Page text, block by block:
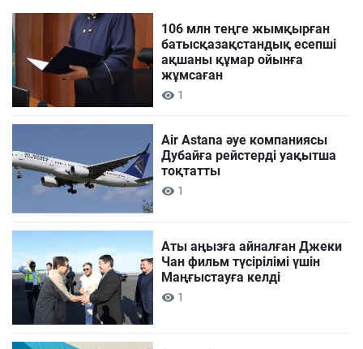
106 млн теңге жымқырған
батысқазақстандық есепші
ақшаны құмар ойынға
жұмсаған
1
Air Astana әуе компаниясы
Дубайға рейстерді уақытша
тоқтатты
1
Аты аңызға айналған Джеки
Чан фильм түсірілімі үшін
Маңғыстауға келді
1